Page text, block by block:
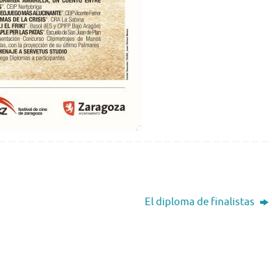
El diploma de finalistas